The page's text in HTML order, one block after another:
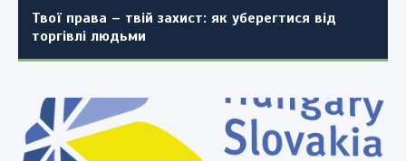
Твої права – твій захист: як уберегтися від
торгівлі людьми